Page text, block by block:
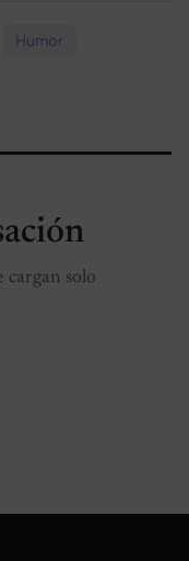
Humor
cargan solo